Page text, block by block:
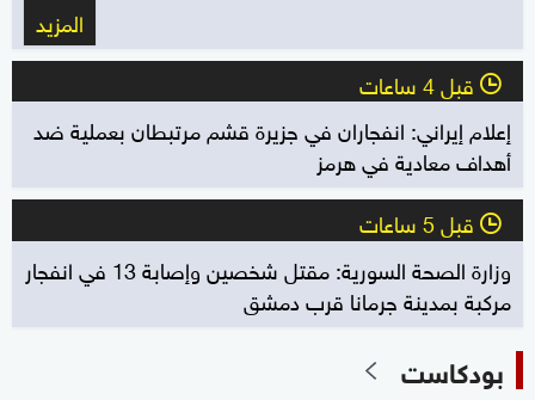
المزيد
l قبل 4 ساعات
إعلام إيراني: انفجاران في جزيرة قشم مرتبطان بعملية ضد
أهداف معادية في هرمز
l قبل 5 ساعات
وزارة الصحة السورية: مقتل شخصين وإصابة 13 في انفجار
مركبة بمدينة جرمانا قرب دمشق
بودكاست